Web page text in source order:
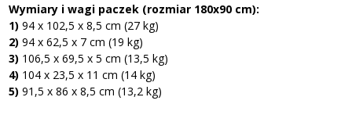
Wymiary i wagi paczek (rozmiar 180x90 cm):
1) 94 x 102,5 x 8,5 cm (27 kg)
2) 94 x 62,5 x 7 cm (19 kg)
3) 106,5 x 69,5 x 5 cm (13,5 kg)
4) 104 x 23,5 x 11 cm (14 kg)
5) 91,5 x 86 x 8,5 cm (13,2 kg)